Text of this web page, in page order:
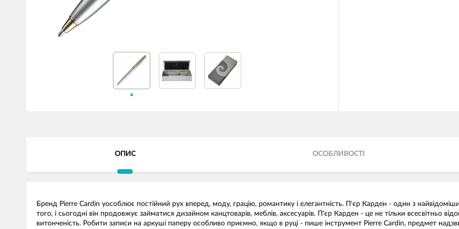
ОПИС ОСОБЛИВОСТІ
Бренд Pierre Cardin уособлює постійний рух вперед, моду, грацію, романтику і елегантність. П'єр Карден - один з
того, і сьогодні він продовжує займатися дизайном канцтоварів, меблів, аксесуарів. П'єр Карден - це не тільки всесвітньо
витонченість. Робити записи на аркуші паперу особливо приємно, якщо в руці - пише інструмент Pierre Cardin, предмет